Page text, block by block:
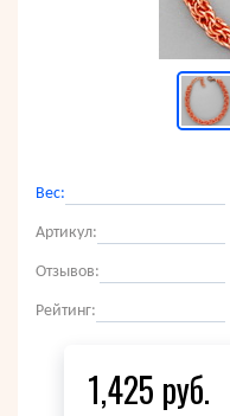
Вес:
Артикул:
Отзывов:
Рейтинг:
1,425 руб.